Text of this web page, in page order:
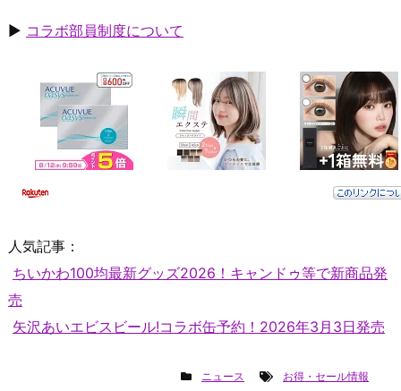
▶ コラボ部員制度について
人気記事：
ちいかわ100均最新グッズ2026！キャンドゥ等で新商品発
売
矢沢あいエビスビール!コラボ缶予約！2026年3月3日発売
ニュース お得・セール情報